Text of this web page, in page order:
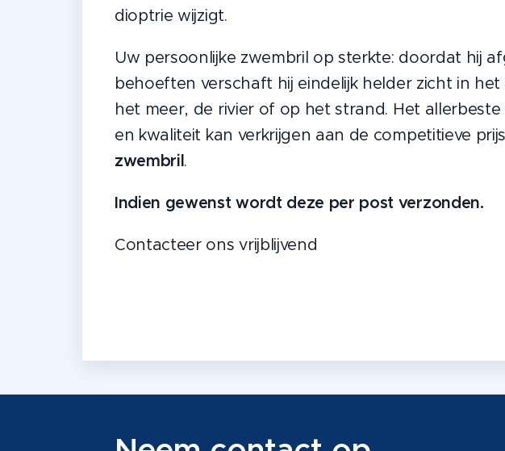
dioptrie wijzigt.
Uw persoonlijke zwembril op sterkte: doordat hij
behoeften verschaft hij eindelijk helder zicht in
het meer, de rivier of op het strand. Het
en kwaliteit kan verkrijgen aan de competitieve
zwembril.
Indien gewenst wordt deze per post verzonden.
Contacteer ons vrijblijvend